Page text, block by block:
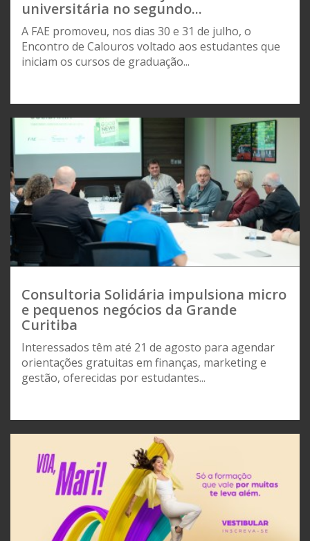
universitária no segundo...
A FAE promoveu, nos dias 30 e 31 de julho, o
Encontro de Calouros voltado aos estudantes que
iniciam os cursos de graduação...
Consultoria Solidária impulsiona micro
e pequenos negócios da Grande
Curitiba
Interessados têm até 21 de agosto para agendar
orientações gratuitas em finanças, marketing e
gestão, oferecidas por estudantes...